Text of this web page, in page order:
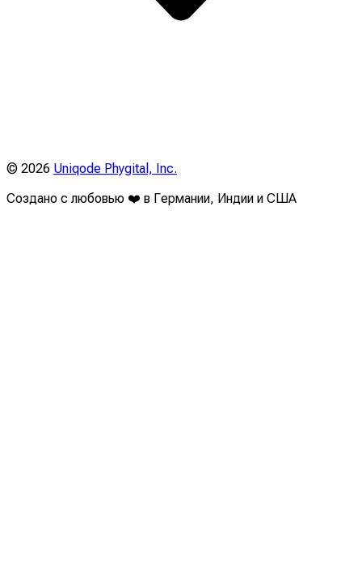
© 2026 Uniqode Phygital, Inc.
Создано с любовью ❤️ в Германии, Индии и США